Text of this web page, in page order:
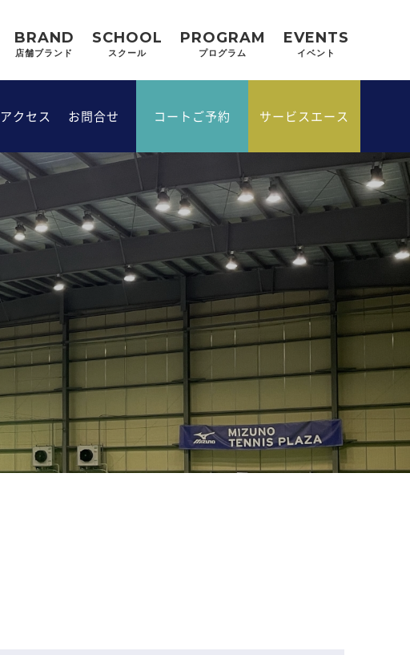
BRAND
店舗ブランド
SCHOOL
スクール
PROGRAM
プログラム
EVENTS
イベント
アクセス お問合せ コートご予約 サービスエース